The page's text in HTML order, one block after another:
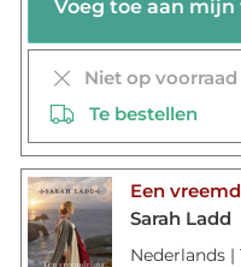
Niet op
Te bestellen
Sarah Ladd
Nederlands |